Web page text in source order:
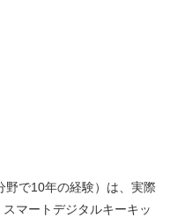
野で10年の経験）は、実際
マートデジタルキーキッ